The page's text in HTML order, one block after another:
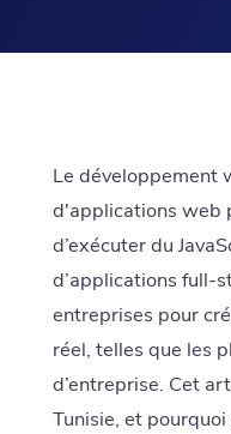
Le développement
d'applications web
d’exécuter du
d’applications full-
entreprises pour
réel, telles que les
d’entreprise. Cet
Tunisie, et